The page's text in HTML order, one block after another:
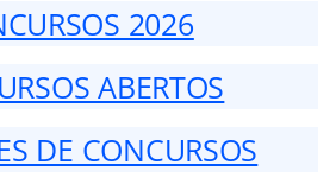
2026
ABERTOS
DE CONCURSOS